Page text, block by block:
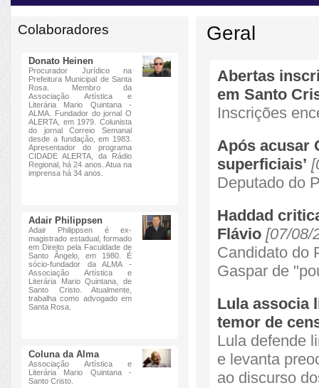
Colaboradores
Donato Heinen
Procurador Jurídico na
Prefeitura Municipal de Santa
Rosa. Membro da
Associação Artística e
Literária Mario Quintana -
ALMA. Fundador do jornal O
ALERTA, em 1979. Colunista
do jornal Correio Semanal
desde a fundação, em 1983.
Apresentador do programa
CIDADE ALERTA, da Rádio
Regional, há 24 anos. Atua na
imprensa há 34 anos.
Adair Philippsen
Adair Philippsen é ex-
magistrado estadual, formado
em Direito pela Faculdade de
Santo Ângelo, em 1980. É
sócio-fundador da ALMA -
Associação Artística e
Literária Mario Quintana, de
Santo Cristo. Atualmente,
trabalha como advogado em
Santa Rosa.
Coluna da Alma
Associação Artística e
Literária Mario Quintana -
Santo Cristo.
Geral
Abertas
em Santo
Inscrições
Após acusar
superficiais’
Deputado do
Haddad
Flávio [07/08/
Candidato do
Gaspar de
Lula associa
temor de
Lula defende
e levanta
ao discurso